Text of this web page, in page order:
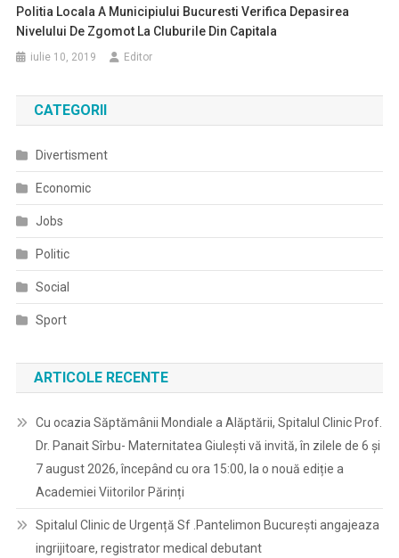
Politia Locala A Municipiului Bucuresti Verifica Depasirea
Nivelului De Zgomot La Cluburile Din Capitala
iulie 10, 2019 Editor
CATEGORII
Divertisment
Economic
Jobs
Politic
Social
Sport
ARTICOLE RECENTE
Cu ocazia Săptămânii Mondiale a Alăptării, Spitalul Clinic Prof.
Dr. Panait Sîrbu- Maternitatea Giulești vă invită, în zilele de 6 și
7 august 2026, începând cu ora 15:00, la o nouă ediție a
Academiei Viitorilor Părinți
Spitalul Clinic de Urgență Sf .Pantelimon București angajeaza
ingrijitoare, registrator medical debutant